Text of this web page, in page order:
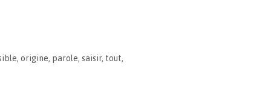
, origine, parole, saisir, tout,